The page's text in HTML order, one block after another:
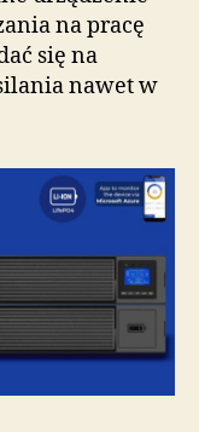
na pracę
się na
nawet w